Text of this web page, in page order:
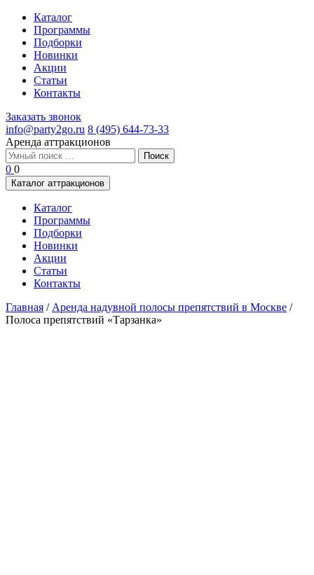
Каталог
Программы
Подборки
Новинки
Акции
Статьи
Контакты
Заказать звонок
info@party2go.ru 8 (495) 644-73-33
Аренда аттракционов
Найти:
0 0
Каталог аттракционов
Каталог
Программы
Подборки
Новинки
Акции
Статьи
Контакты
Главная / Аренда надувной полосы препятствий в Москве /
Полоса препятствий «Тарзанка»